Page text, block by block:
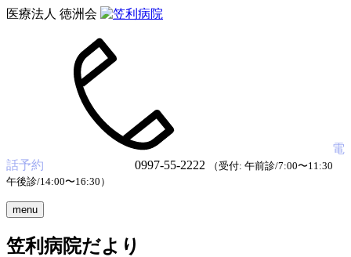
医療法人 徳洲会
電
話予約
0997-55-2222
（受付: 午前診/7:00〜11:30
午後診/14:00〜16:30）
menu
笠利病院だより